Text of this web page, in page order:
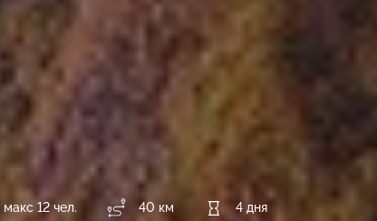
макс 12 чел. 40 км 4 дня